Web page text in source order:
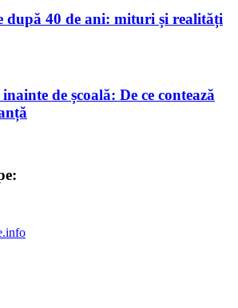
după 40 de ani: mituri și realități
de școală: De ce contează